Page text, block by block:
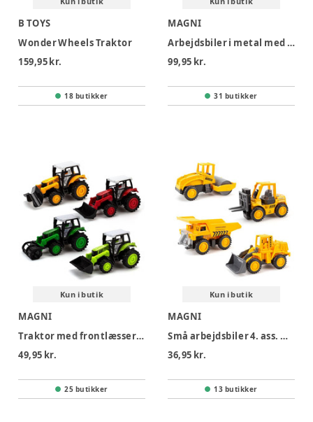
B TOYS
Wonder Wheels Traktor
159,95 kr.
18 butikker
MAGNI
Arbejdsbiler i metal med inerti 3 ass
99,95 kr.
31 butikker
Kun i butik
MAGNI
Traktor med frontlæsser og pull-back ass.
49,95 kr.
25 butikker
Kun i butik
MAGNI
Små arbejdsbiler 4. ass. med pull back
36,95 kr.
13 butikker